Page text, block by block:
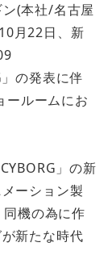
(本社/名古屋
月22日、新
の発表に伴
ールームにお
」の新
ーション製
機の為に作
新たな時代